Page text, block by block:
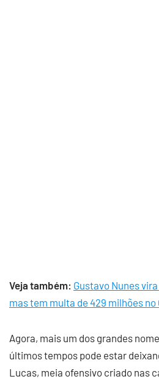
Veja também: Gustavo Nunes
mas tem multa de 429 milhões no
Agora, mais um dos grandes
últimos tempos pode estar
Lucas, meia ofensivo criado nas